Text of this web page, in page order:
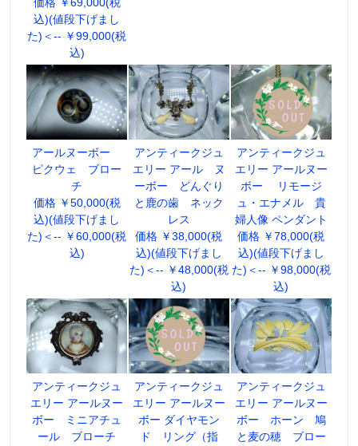
込)(値段下げまし
た)＜-- ￥99,000(税
込)
アールヌーボー
ピクウェ ブロー
チ
価格 ￥50,000(税
込)(値段下げまし
た)＜-- ￥60,000(税
込)
アンティークジュ
エリー アール ヌ
ーボー どんぐり
と鹿の歯 ネック
レス
価格 ￥38,000(税
込)(値段下げまし
た)＜-- ￥48,000(税
込)
アンティークジュ
エリー アールヌー
ボー リモージ
ュ・エナメル 貴
婦人像 ペンダント
価格 ￥78,000(税
込)(値段下げまし
た)＜-- ￥98,000(税
込)
アンティークジュ
エリー アールヌー
ボー ミニアチュ
ール ブローチ
アンティークジュ
エリー アールヌー
ボー ダイヤモン
ド リング（指
アンティークジュ
エリー アールヌー
ボー ホーン 鳩
と麦の穂 ブロー